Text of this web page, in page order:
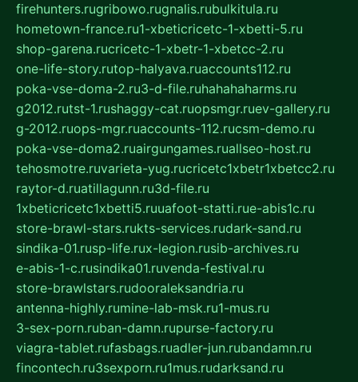
firehunters.rugribowo.rugnalis.rubulkitula.ru
hometown-france.ru1-xbeticricetc-1-xbetti-5.ru
shop-garena.rucricetc-1-xbetr-1-xbetcc-2.ru
one-life-story.rutop-halyava.ruaccounts112.ru
poka-vse-doma-2.ru3-d-file.ruhahahaharms.ru
g2012.rutst-1.rushaggy-cat.ruopsmgr.ruev-gallery.ru
g-2012.ruops-mgr.ruaccounts-112.rucsm-demo.ru
poka-vse-doma2.ruairgungames.ruallseo-host.ru
tehosmotre.ruvarieta-yug.rucricetc1xbetr1xbetcc2.ru
raytor-d.ruatillagunn.ru3d-file.ru
1xbeticricetc1xbetti5.ruuafoot-statti.rue-abis1c.ru
store-brawl-stars.rukts-services.rudark-sand.ru
sindika-01.rusp-life.rux-legion.rusib-archives.ru
e-abis-1-c.rusindika01.ruvenda-festival.ru
store-brawlstars.rudooraleksandria.ru
antenna-highly.rumine-lab-msk.ru1-mus.ru
3-sex-porn.ruban-damn.rupurse-factory.ru
viagra-tablet.rufasbags.ruadler-jun.rubandamn.ru
fincontech.ru3sexporn.ru1mus.rudarksand.ru